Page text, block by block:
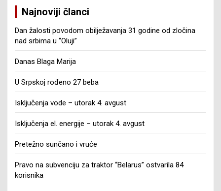
Najnoviji članci
Dan žalosti povodom obilježavanja 31 godine od zločina
nad srbima u “Oluji”
Danas Blaga Marija
U Srpskoj rođeno 27 beba
Isključenja vode – utorak 4. avgust
Isključenja el. energije – utorak 4. avgust
Pretežno sunčano i vruće
Pravo na subvenciju za traktor “Belarus” ostvarila 84
korisnika